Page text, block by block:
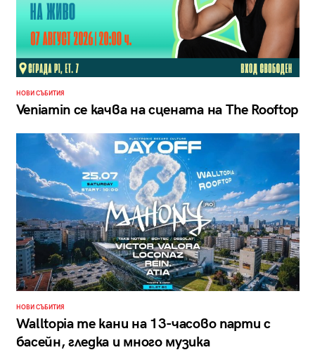
НОВИ СЪБИТИЯ
Veniamin се качва на сцената на The Rooftop
НОВИ СЪБИТИЯ
Walltopia те кани на 13-часово парти с
басейн, гледка и много музика